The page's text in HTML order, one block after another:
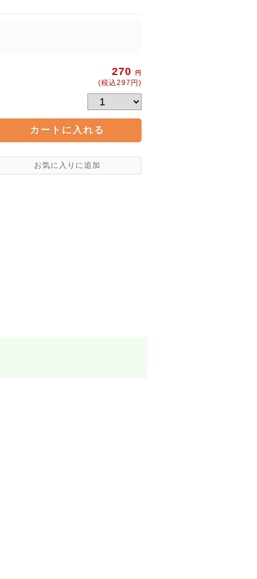
270 円
(税込297円)